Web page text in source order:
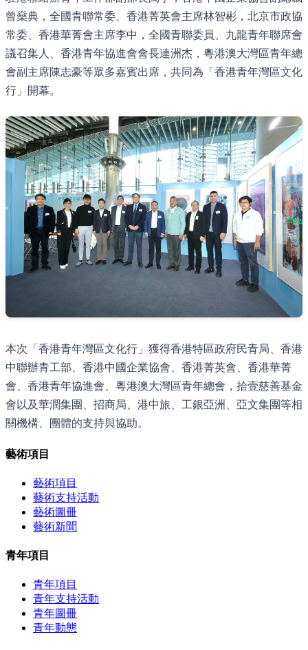
曾燊典，全國青聯常委、香港菁英會主席林智彬，北京市政協
常委、香港華菁會主席李中，全國青聯委員、九龍青年聯席會
議召集人、香港青年協進會會長連洲杰，粵港澳大灣區青年總
會副主席陳志豪等眾多嘉賓出席，共同為「香港青年灣區文化
行」開幕。
本次「香港青年灣區文化行」獲得香港特區政府民青局、香港
中聯辦青工部、香港中國企業協會、香港菁英會、香港華菁
會、香港青年協進會、粵港澳大灣區青年總會，拾壹慈善基金
會以及華潤集團、招商局、港中旅、工銀亞洲、亞文集團等相
關機構、團體的支持與協助。
藝術項目
藝術項目
藝術支持活動
藝術圖冊
藝術新聞
青年項目
青年項目
青年支持活動
青年圖冊
青年動態